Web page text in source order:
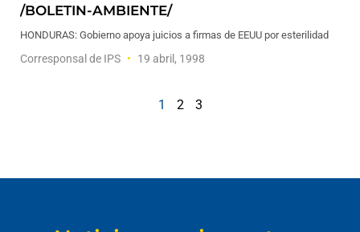
/BOLETIN-AMBIENTE/
HONDURAS: Gobierno apoya juicios a firmas de EEUU por esterilidad
Corresponsal de IPS 19 abril, 1998
1 2 3